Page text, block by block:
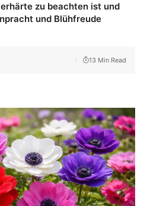
zu beachten ist und
und Blühfreude
13 Min Read